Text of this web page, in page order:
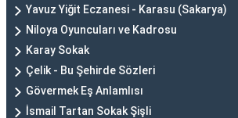
Yavuz Yiğit Eczanesi - Karasu (Sakarya)
Niloya Oyuncuları ve Kadrosu
Karay Sokak
Çelik - Bu Şehirde Sözleri
Gövermek Eş Anlamlısı
İsmail Tartan Sokak Şişli